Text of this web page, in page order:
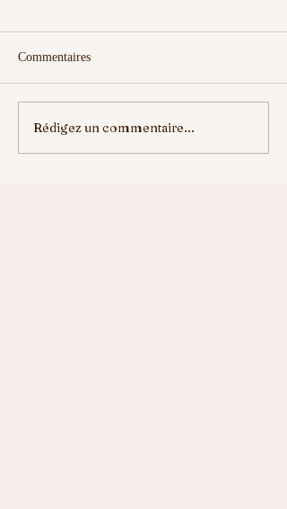
ELLE VA NOUS
Commentaires
Rédigez un commentaire...